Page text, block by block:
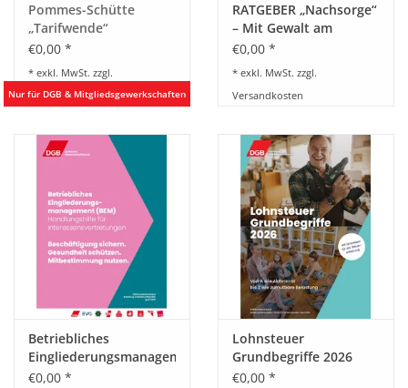
GEWERKSCHAFTEN FÜR DEN
FRIEDEN
VEREINBARKEIT GESTALTEN
BETRIEBSRATSWAHL 2026
Pommes-Schütte
„Tarifwende“
€0,00 *
* exkl. MwSt. zzgl.
Versandkosten
RATGEBER „Nachsorge“
– Mit Gewalt am
Arbeitsplatz aktiv
€0,00 *
* exkl. MwSt. zzgl.
Versandkosten
Betriebliches
Eingliederungsmanagement
– Handlungshilfe für
€0,00 *
Lohnsteuer
Grundbegriffe 2026
€0,00 *